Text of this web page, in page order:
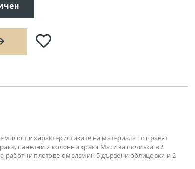
и характеристиките на материала го правят
панелни и колонни крака Маси за почивка в 2
работни плотове с меламин 5 дървени облицовки и 2